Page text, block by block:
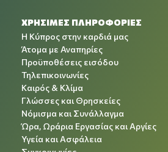
ΧΡΉΣΙΜΕΣ ΠΛΗΡΟΦΟΡΊΕΣ
Η Κύπρος στην καρδιά μας
Άτομα με Αναπηρίες
Προϋποθέσεις εισόδου
Τηλεπικοινωνίες
Καιρός & Κλίμα
Γλώσσες και Θρησκείες
Νόμισμα και Συνάλλαγμα
Ώρα, Ωράρια Εργασίας και Αργίες
Υγεία και Ασφάλεια